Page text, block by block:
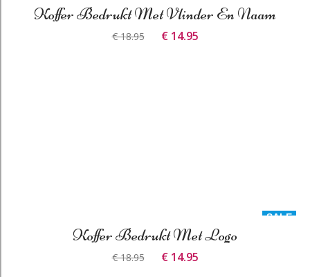
Koffer Bedrukt Met Vlinder En Naam
€ 18.95 € 14.95
SALE
Koffer Bedrukt Met Logo
€ 18.95 € 14.95